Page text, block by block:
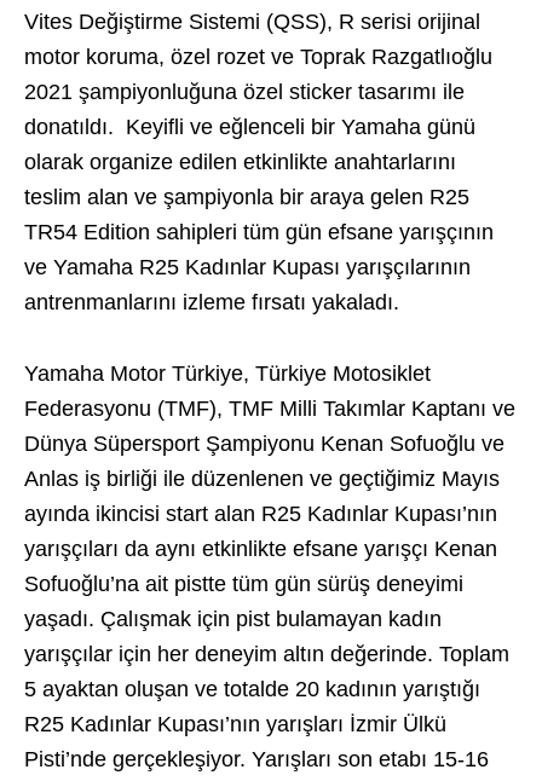
Vites Değiştirme Sistemi (QSS), R serisi orijinal
motor koruma, özel rozet ve Toprak Razgatlıoğlu
2021 şampiyonluğuna özel sticker tasarımı ile
donatıldı. Keyifli ve eğlenceli bir Yamaha günü
olarak organize edilen etkinlikte anahtarlarını
teslim alan ve şampiyonla bir araya gelen R25
TR54 Edition sahipleri tüm gün efsane yarışçının
ve Yamaha R25 Kadınlar Kupası yarışçılarının
antrenmanlarını izleme fırsatı yakaladı.
Yamaha Motor Türkiye, Türkiye Motosiklet
Federasyonu (TMF), TMF Milli Takımlar Kaptanı ve
Dünya Süpersport Şampiyonu Kenan Sofuoğlu ve
Anlas iş birliği ile düzenlenen ve geçtiğimiz Mayıs
ayında ikincisi start alan R25 Kadınlar Kupası’nın
yarışçıları da aynı etkinlikte efsane yarışçı Kenan
Sofuoğlu’na ait pistte tüm gün sürüş deneyimi
yaşadı. Çalışmak için pist bulamayan kadın
yarışçılar için her deneyim altın değerinde. Toplam
5 ayaktan oluşan ve totalde 20 kadının yarıştığı
R25 Kadınlar Kupası’nın yarışları İzmir Ülkü
Pisti’nde gerçekleşiyor. Yarışları son etabı 15-16